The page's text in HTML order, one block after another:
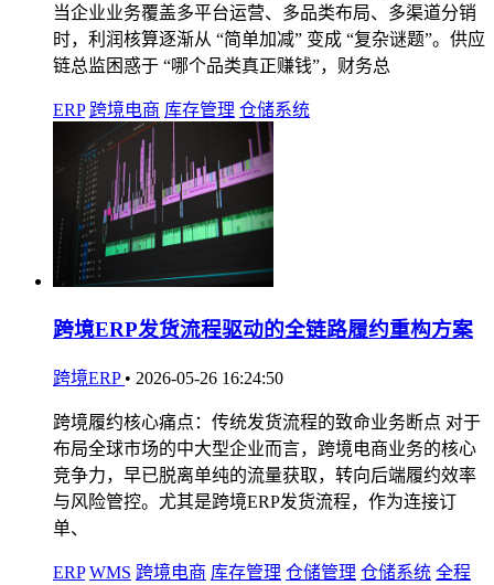
当企业业务覆盖多平台运营、多品类布局、多渠道分销
时，利润核算逐渐从 “简单加减” 变成 “复杂谜题”。供应
链总监困惑于 “哪个品类真正赚钱”，财务总
ERP 跨境电商 库存管理 仓储系统
跨境ERP发货流程驱动的全链路履约重构方案
跨境ERP • 2026-05-26 16:24:50
跨境履约核心痛点：传统发货流程的致命业务断点 对于
布局全球市场的中大型企业而言，跨境电商业务的核心
竞争力，早已脱离单纯的流量获取，转向后端履约效率
与风险管控。尤其是跨境ERP发货流程，作为连接订
单、
ERP WMS 跨境电商 库存管理 仓储管理 仓储系统 全程